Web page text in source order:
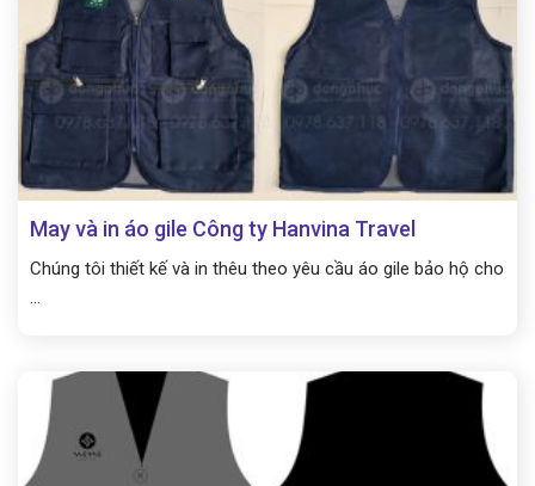
May và in áo gile Công ty Hanvina Travel
Chúng tôi thiết kế và in thêu theo yêu cầu áo gile bảo hộ cho
...